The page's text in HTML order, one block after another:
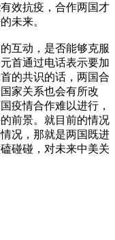
效抗疫，合作两国才
未来。
互动，是否能够克服
首通过电话表示要加
的共识的话，两国合
家关系也会有所改
疫情合作难以进行，
前景。就目前的情况
况，那就是两国既进
碰碰，对未来中美关